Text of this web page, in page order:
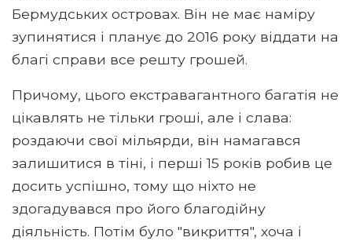
Бермудських островах. Він не має наміру
зупинятися і планує до 2016 року віддати на
благі справи все решту грошей.
Причому, цього екстравагантного багатія не
цікавлять не тільки гроші, але і слава:
роздаючи свої мільярди, він намагався
залишитися в тіні, і перші 15 років робив це
досить успішно, тому що ніхто не
здогадувався про його благодійну
діяльність. Потім було "викриття", хоча і